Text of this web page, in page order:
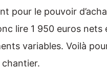
pour le pouvoir
lire 1 950 euros nets
variables. Voilà
chantier.